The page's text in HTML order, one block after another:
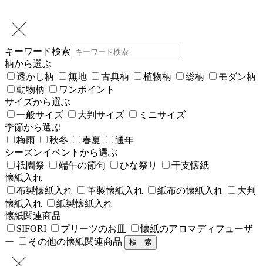
キーワード検索
柄から選ぶ
透かし柄
無地 古典柄 植物柄 総柄
モダン柄
動物柄
ワンポイント
サイズから選ぶ
一般サイズ
大判サイズ
ミニサイズ
季節から選ぶ
梅雨
秋冬 春夏
通年
シーズンイベントから選ぶ
祇園祭
端午の節句 ひな祭り
干支懐紙
懐紙入れ
布製懐紙入れ
革製懐紙入れ 紙布の懐紙入れ
大判
懐紙入れ
紙製懐紙入れ
懐紙関連商品
SIFORI
プリーツのお皿
懐紙のアロマディフューザ
ー
その他の懐紙関連商品